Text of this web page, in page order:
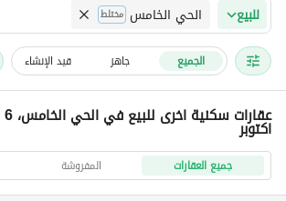
للبيع الحي الخامس مختلط
الجميع جاهز قيد الإنشاء
عقارات سكنية اخرى للبيع في الحي الخامس، 6 اكتوبر
جميع العقارات المفروشة